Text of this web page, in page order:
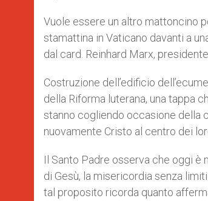
Vuole essere un altro mattoncino
stamattina in Vaticano davanti a
dal card. Reinhard Marx,
Costruzione dell’edificio
della Riforma luterana, una tappa
stanno cogliendo occasione della
nuovamente Cristo al centro dei
Il Santo Padre osserva che oggi è
di Gesù, la misericordia senza
tal proposito ricorda quanto